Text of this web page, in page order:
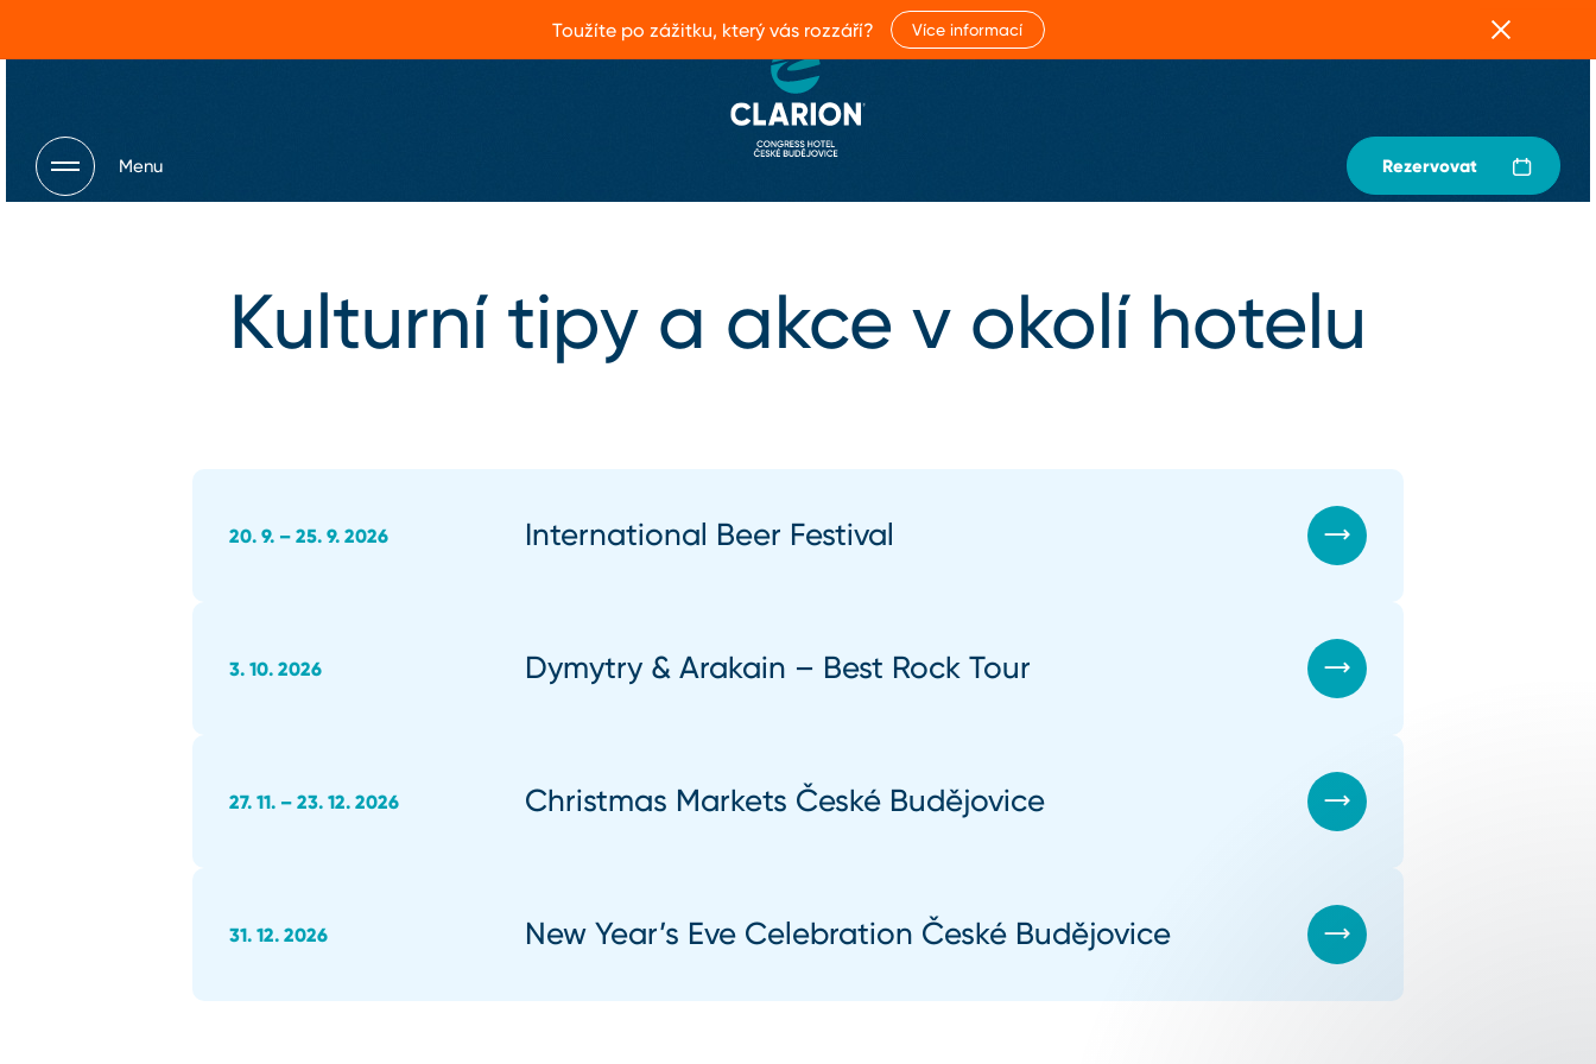
Menu Rezervovat
Kulturní tipy a akce v okolí hotelu
20. 9. – 25. 9. 2026 International Beer Festival
3. 10. 2026 Dymytry & Arakain – Best Rock Tour
27. 11. – 23. 12. 2026 Christmas Markets České Budějovice
31. 12. 2026 New Year’s Eve Celebration České Budějovice
Toužíte po zážitku, který vás rozzáří? Více informací Zavřít